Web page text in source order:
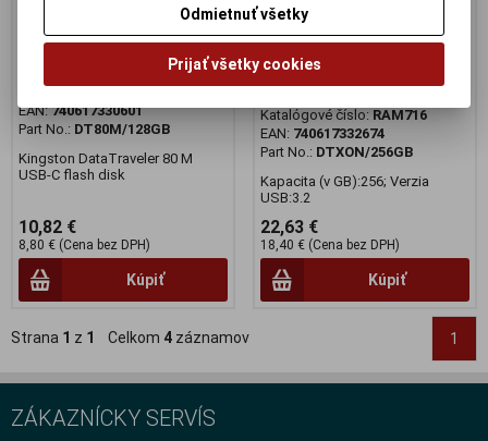
USB-C a Flash Disk 128GB
Kingston DataTraveler 80 M
Katalógové číslo:RAM715
EAN:740617330601
Part No.: DT80M/128GB
Kingston DataTraveler 80 M
USB-C flash disk
10,82 €
8,80 € (Cena bez DPH)
Kúpiť
USB 3.2 Flash Disk 256GB
Kingston DataTraveler Exodia
Onyx
Katalógové číslo: RAM716
EAN: 740617332674
Part No.: DTXON/256GB
Kapacita (v GB):256; Verzia
USB:3.2
22,63 €
18,40 € (Cena bez DPH)
Kúpiť
Strana 1 z 1 Celkom 4 záznamov 1
ZÁKAZNÍCKY SERVÍS
Odmietnuť všetky
Prijať všetky cookies